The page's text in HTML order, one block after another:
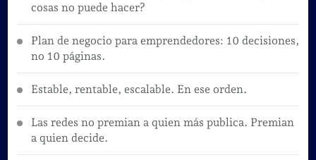
cosas no puede hacer?
Plan de negocio para emprendedores: 10 decisiones,
no 10 páginas.
Estable, rentable, escalable. En ese orden.
Las redes no premian a quien más publica. Premian
a quien decide.